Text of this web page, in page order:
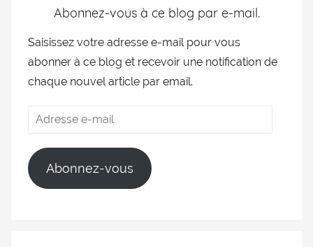
Abonnez-vous à ce blog par e-mail.
Saisissez votre adresse e-mail pour vous
abonner à ce blog et recevoir une notification de
chaque nouvel article par email.
Abonnez-vous